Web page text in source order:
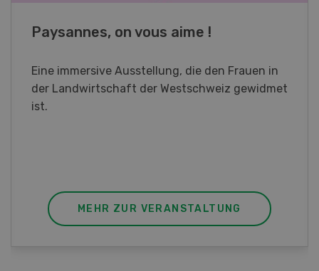
Fachkurs Aquakultur
Sind Sie in der Fischzucht tätig oder
interessieren Sie sich für das Thema? In
diesem Fall ist unser FBA-Weiterbildungskurs
MEHR ZUR VERANSTALTUNG